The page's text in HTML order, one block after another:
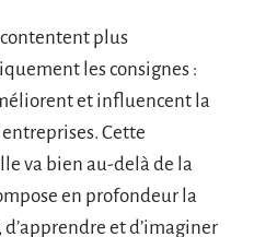
contentent plus
les consignes :
et influencent la
Cette
va bien au-delà de la
en profondeur la
et d’imaginer